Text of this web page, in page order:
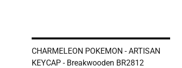
CHARMELEON POKEMON - ARTISAN
KEYCAP - Breakwooden BR2812